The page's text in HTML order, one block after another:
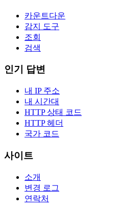
카운트다운
감지 도구
조회
검색
인기 답변
내 IP 주소
내 시간대
HTTP 상태 코드
HTTP 헤더
국가 코드
사이트
소개
변경 로그
연락처